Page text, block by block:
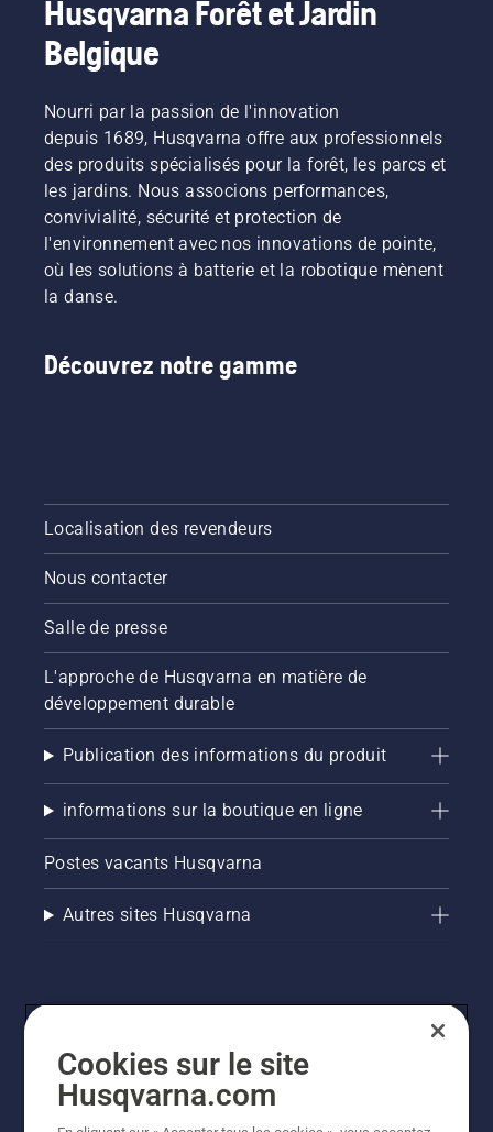
Husqvarna Forêt et Jardin
Belgique
Nourri par la passion de l'innovation
depuis 1689, Husqvarna offre aux professionnels
des produits spécialisés pour la forêt, les parcs et
les jardins. Nous associons performances,
convivialité, sécurité et protection de
l'environnement avec nos innovations de pointe,
où les solutions à batterie et la robotique mènent
la danse.
Découvrez notre gamme
Localisation des revendeurs
Nous contacter
Salle de presse
L'approche de Husqvarna en matière de
développement durable
Publication des informations du produit
informations sur la boutique en ligne
Postes vacants Husqvarna
Autres sites Husqvarna
Cookies sur le site
Husqvarna.com